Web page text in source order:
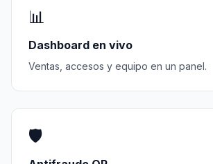
📊
Dashboard en vivo
Ventas, accesos y equipo en un panel.
🛡️